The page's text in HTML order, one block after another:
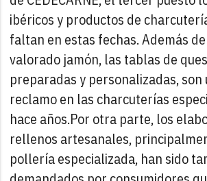
ibéricos y productos de
faltan en estas fechas. Además
valorado jamón, las tablas de
preparadas y personalizadas, son
reclamo en las charcuterías
hace años.Por otra parte, los
rellenos artesanales,
pollería especializada, han sido